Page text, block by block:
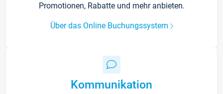
Promotionen, Rabatte und mehr anbieten.
Über das Online Buchungssystem
Kommunikation